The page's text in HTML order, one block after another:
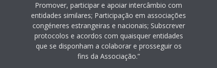
Promover, participar e apoiar intercâmbio com
entidades similares; Participação em associações
congéneres estrangeiras e nacionais; Subscrever
protocolos e acordos com quaisquer entidades
que se disponham a colaborar e prosseguir os
fins da Associação.”